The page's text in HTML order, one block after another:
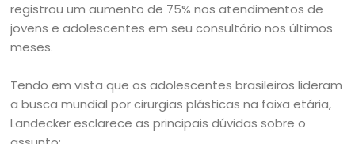
registrou um aumento de 75% nos atendimentos de
jovens e adolescentes em seu consultório nos últimos
meses.
Tendo em vista que os adolescentes brasileiros lideram
a busca mundial por cirurgias plásticas na faixa etária,
Landecker esclarece as principais dúvidas sobre o